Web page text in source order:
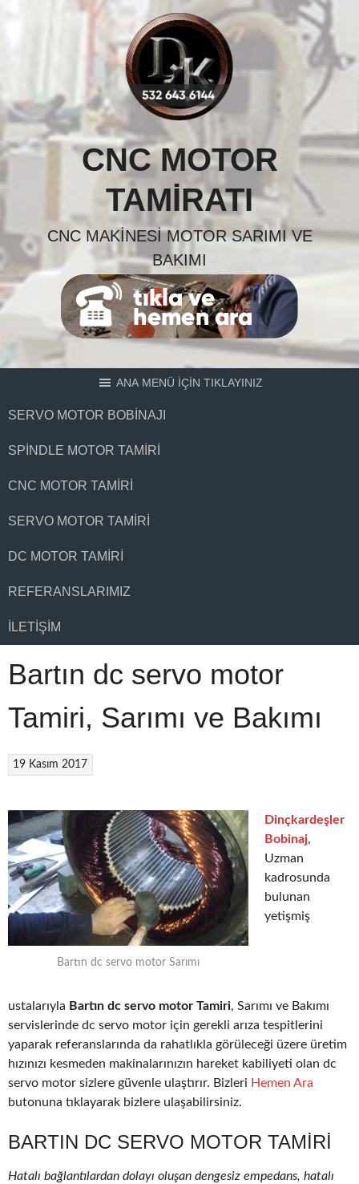
CNC MOTOR
TAMIRATI
CNC MAKINESI MOTOR SARIMI VE
BAKIMI
ANA MENÜ İÇİN TIKLAYINIZ
SERVO MOTOR BOBINAJI
SPINDLE MOTOR TAMIRI
CNC MOTOR TAMIRI
SERVO MOTOR TAMIRI
DC MOTOR TAMIRI
REFERANSLARIMIZ
İLETIŞIM
Bartın dc servo motor
Tamiri, Sarımı ve Bakımı
19 Kasım 2017
Bartın dc servo motor Sarımı
Dinçkardeşler
Bobinaj,
Uzman
kadrosunda
bulunan
yetişmiş
ustalarıyla Bartın dc servo motor Tamiri, Sarımı ve Bakımı
servislerinde dc servo motor için gerekli arıza tespitlerini
yaparak referanslarında da rahatlıkla görüleceği üzere üretim
hızınızı kesmeden makinalarınızın hareket kabiliyeti olan dc
servo motor sizlere güvenle ulaştırır. Bizleri Hemen Ara
butonuna tıklayarak bizlere ulaşabilirsiniz.
BARTIN DC SERVO MOTOR TAMIRI
Hatalı bağlantılardan dolayı oluşan dengesiz empedans, hatalı